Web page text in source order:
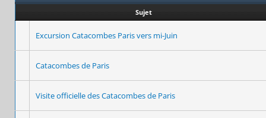
Sujet
Excursion Catacombes Paris vers mi-Juin
Catacombes de Paris
Visite officielle des Catacombes de Paris